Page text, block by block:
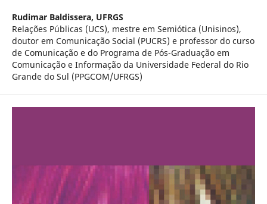
Rudimar Baldissera, UFRGS
Relações Públicas (UCS), mestre em Semiótica (Unisinos),
doutor em Comunicação Social (PUCRS) e professor do curso
de Comunicação e do Programa de Pós-Graduação em
Comunicação e Informação da Universidade Federal do Rio
Grande do Sul (PPGCOM/UFRGS)